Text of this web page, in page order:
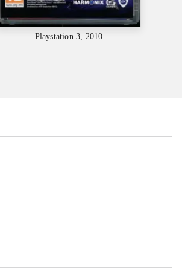
Playstation 3, 2010